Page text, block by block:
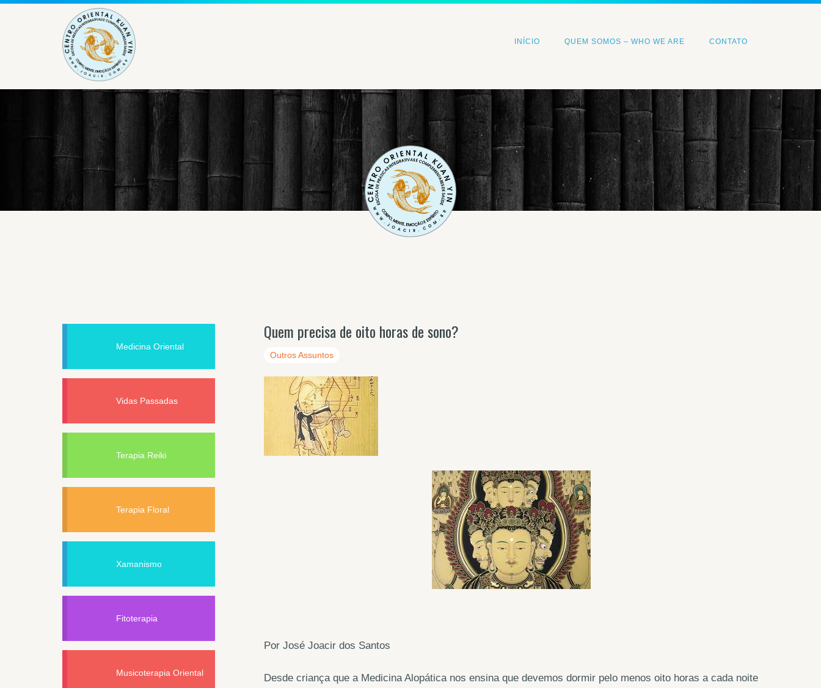
INÍCIO QUEM SOMOS – WHO WE ARE CONTATO
<
Quem precisa de oito horas de sono?
Outros Assuntos
Por José Joacir dos Santos
Desde criança que a Medicina Alopática nos ensina que devemos dormir pelo menos oito horas a cada noite
Medicina Oriental
Vidas Passadas
Terapia Reiki
Terapia Floral
Xamanismo
Fitoterapia
Musicoterapia Oriental